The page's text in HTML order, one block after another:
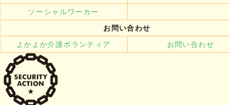
ソーシャルワーカー
お問い合わせ
よかよか介護ボランティア
お問い合わせ